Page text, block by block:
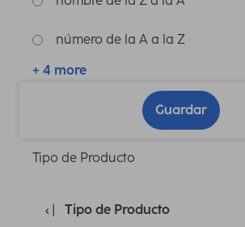
número de la A a la Z
+ 4 more
Guardar
Tipo de Producto
Tipo de Producto